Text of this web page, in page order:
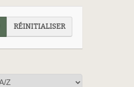
RÉINITIALISER